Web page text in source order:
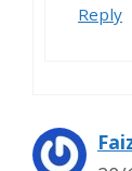
Reply